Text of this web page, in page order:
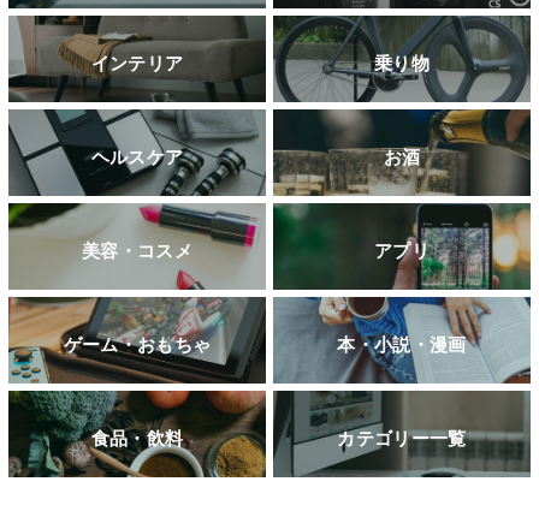
インテリア 乗り物
ヘルスケア お酒
美容・コスメ アプリ
ゲーム・おもちゃ 本・小説・漫画
食品・飲料 カテゴリー一覧